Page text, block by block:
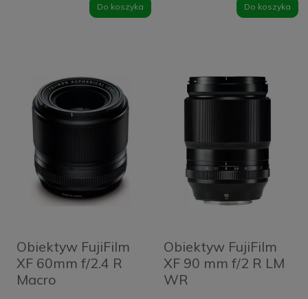
Do koszyka Do koszyka
Obiektyw FujiFilm
XF 60mm f/2.4 R
Macro
Obiektyw FujiFilm
XF 90 mm f/2 R LM
WR